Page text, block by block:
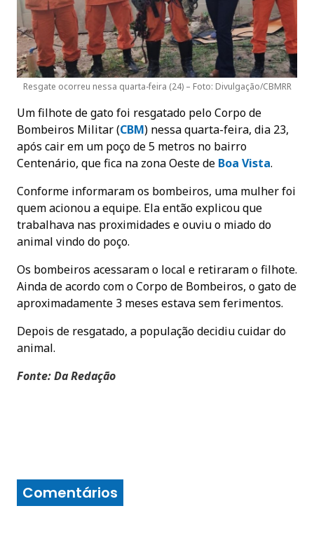
Resgate ocorreu nessa quarta-feira (24) – Foto: Divulgação/CBMRR
Um filhote de gato foi resgatado pelo Corpo de
Bombeiros Militar (CBM) nessa quarta-feira, dia 23,
após cair em um poço de 5 metros no bairro
Centenário, que fica na zona Oeste de Boa Vista.
Conforme informaram os bombeiros, uma mulher foi
quem acionou a equipe. Ela então explicou que
trabalhava nas proximidades e ouviu o miado do
animal vindo do poço.
Os bombeiros acessaram o local e retiraram o filhote.
Ainda de acordo com o Corpo de Bombeiros, o gato de
aproximadamente 3 meses estava sem ferimentos.
Depois de resgatado, a população decidiu cuidar do
animal.
Fonte: Da Redação
Comentários